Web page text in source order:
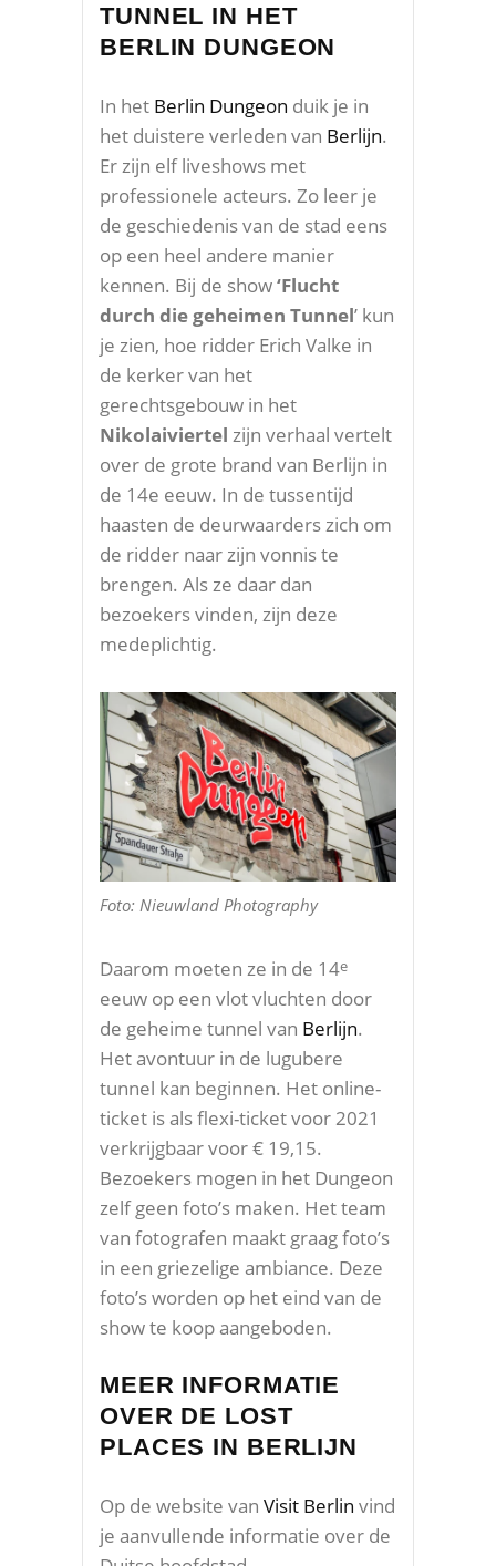
TUNNEL IN HET
BERLIN DUNGEON
In het Berlin Dungeon duik je in
het duistere verleden van Berlijn.
Er zijn elf liveshows met
professionele acteurs. Zo leer je
de geschiedenis van de stad eens
op een heel andere manier
kennen. Bij de show‘Flucht
durch die geheimen Tunnel’ kun
je zien, hoe ridder Erich Valke in
de kerker van het
gerechtsgebouw in het
Nikolaiviertel zijn verhaal vertelt
over de grote brand van Berlijn in
de 14e eeuw. In de tussentijd
haasten de deurwaarders zich om
de ridder naar zijn vonnis te
brengen. Als ze daar dan
bezoekers vinden, zijn deze
medeplichtig.
Foto: Nieuwland Photography
Daarom moeten ze in de 14e
eeuw op een vlot vluchten door
de geheime tunnel van Berlijn.
Het avontuur in de lugubere
tunnel kan beginnen. Het online-
ticket is als flexi-ticket voor 2021
verkrijgbaar voor € 19,15.
Bezoekers mogen in het Dungeon
zelf geen foto’s maken. Het team
van fotografen maakt graag foto’s
in een griezelige ambiance. Deze
foto’s worden op het eind van de
show te koop aangeboden.
MEER INFORMATIE
OVER DE LOST
PLACES IN BERLIJN
Op de website van Visit Berlin vind
je aanvullende informatie over de